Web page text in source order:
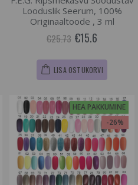
Looduslik Seerum, 100%
Originaaltoode , 3 ml
€25.73 €15.6
LISA OSTUKORVI
HEA PAKKUMINE
-26%